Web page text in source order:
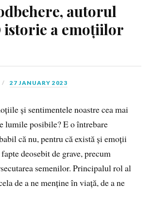
autorul
istorie a emoțiilor
27 JANUARY 2023
și sentimentele noastre cea mai
lumile posibile? E o întrebare
că nu, pentru că există și emoții
deosebit de grave, precum
semenilor. Principalul rol al
de a ne menține în viață, de a ne